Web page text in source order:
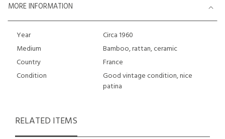
MORE INFORMATION
Year
Circa 1960
Medium
Bamboo, rattan, ceramic
Country
France
Condition
Good vintage condition, nice
patina
RELATED ITEMS